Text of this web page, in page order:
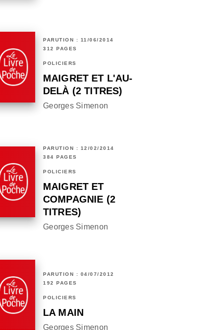
PARUTION : 11/06/2014
312 PAGES
POLICIERS
MAIGRET ET L'AU-
DELÀ (2 TITRES)
Georges Simenon
PARUTION : 12/02/2014
384 PAGES
POLICIERS
MAIGRET ET
COMPAGNIE (2
TITRES)
Georges Simenon
PARUTION : 04/07/2012
192 PAGES
POLICIERS
LA MAIN
Georges Simenon